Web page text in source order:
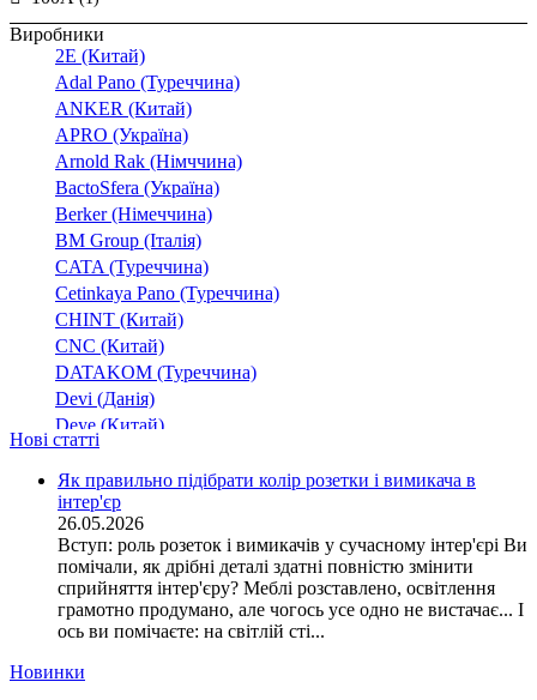
Виробники
2E (Китай)
Adal Pano (Туреччина)
ANKER (Китай)
APRO (Україна)
Arnold Rak (Німччина)
BactoSfera (Україна)
Berker (Німеччина)
BM Group (Італія)
CATA (Туреччина)
Cetinkaya Pano (Туреччина)
CHINT (Китай)
CNC (Китай)
DATAKOM (Туреччина)
Devi (Данія)
Deye (Китай)
DigiTop (Україна)
DKC (Україна)
Dyness (Китай)
E.NEXT (Україна)
EAE Electric
Eastron (Китай)
Eaton (США)
ElectrO (Україна)
Нові статті
Як правильно підібрати колір розетки і вимикача в
інтер'єр
26.05.2026
Вступ: роль розеток і вимикачів у сучасному інтер'єрі Ви
помічали, як дрібні деталі здатні повністю змінити
сприйняття інтер'єру? Меблі розставлено, освітлення
грамотно продумано, але чогось усе одно не вистачає... І
ось ви помічаєте: на світлій сті...
Новинки